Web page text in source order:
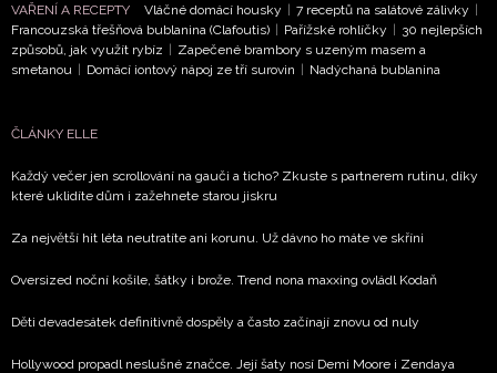
Přihlášením k newsletteru souhlasíte sObchodními
podmínkami společnosti BurdaMedia Extra s.r.o.
potvrzujete, že jste se seznámili se Zásadami
Vašimi údaji pracovat zejména k organizaci a
Chcete navíc dostávat i další zajímavé a exkluzivní
zpracováním údajů k tomuto účelu podleZásad ochrany
VAŘENÍ A RECEPTY Vláčné domácí housky | 7 receptů na salátové zálivky |
Francouzská třešňová bublanina (Clafoutis) | Pařížské rohlíčky | 30 nejlepších
způsobů, jak využít rybíz | Zapečené brambory s uzeným masem a
smetanou | Domácí iontový nápoj ze tří surovin | Nadýchaná bublanina
ČLÁNKY ELLE
Každý večer jen scrollování na gauči a ticho? Zkuste s partnerem rutinu, díky
které uklidíte dům i zažehnete starou jiskru
Za největší hit léta neutratíte ani korunu. Už dávno ho máte ve skříni
Oversized noční košile, šátky i brože. Trend nona maxxing ovládl Kodaň
Děti devadesátek definitivně dospěly a často začínají znovu od nuly
Hollywood propadl neslušné značce. Její šaty nosí Demi Moore i Zendaya